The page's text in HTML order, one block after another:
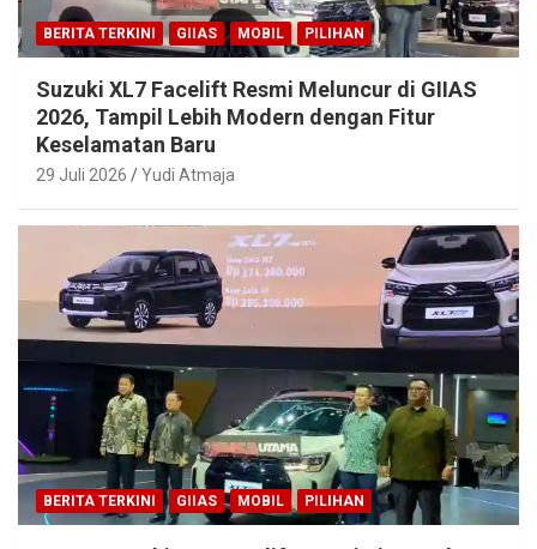
BERITA TERKINI GIIAS MOBIL PILIHAN
Suzuki XL7 Facelift Resmi Meluncur di GIIAS
2026, Tampil Lebih Modern dengan Fitur
Keselamatan Baru
29 Juli 2026 Yudi Atmaja
BERITA TERKINI GIIAS MOBIL PILIHAN